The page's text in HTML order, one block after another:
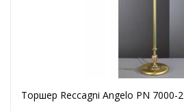
Торшер Reccagni Angelo PN 7000-2